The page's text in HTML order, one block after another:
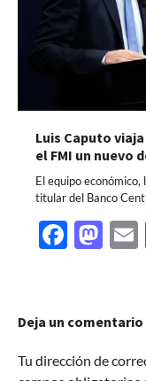
Luis Caputo
el FMI un nuevo
El equipo
titular del Banco
Deja un comentario
Tu dirección de